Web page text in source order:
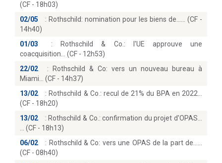
(CF - 18h03)
02/05
: Rothschild: nomination pour les biens de...… (CF -
14h40)
01/03
:
Rothschild & Co.: l'UE approuve une
coacquisition… (CF - 12h53)
22/02
:
Rothschild & Co: vers un nouveau bureau à
Miami… (CF - 14h37)
13/02
: Rothschild & Co.: recul de 21% du BPA en 2022
(CF - 18h20)
13/02
: Rothschild & Co.: confirmation du projet d'OPAS...
(CF - 18h13)
06/02
: Rothschild & Co: vers une OPAS de la part de...
(CF - 08h40)